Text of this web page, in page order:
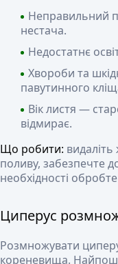
Неправильний
нестача.
Недостатнє
Хвороби та
павутинного
Вік листя —
відмирає.
Що робити:
поливу, забезпечте
необхідності
Циперус
Розмножувати
кореневища.